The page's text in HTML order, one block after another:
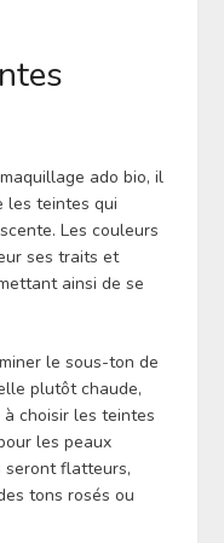
ado bio, il
les teintes qui
Les couleurs
ses traits et
ainsi de se
le sous-ton de
plutôt chaude,
choisir les teintes
les peaux
seront flatteurs,
tons rosés ou